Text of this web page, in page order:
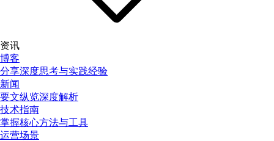
资讯
博客
分享深度思考与实践经验
新闻
要文纵览深度解析
技术指南
掌握核心方法与工具
运营场景